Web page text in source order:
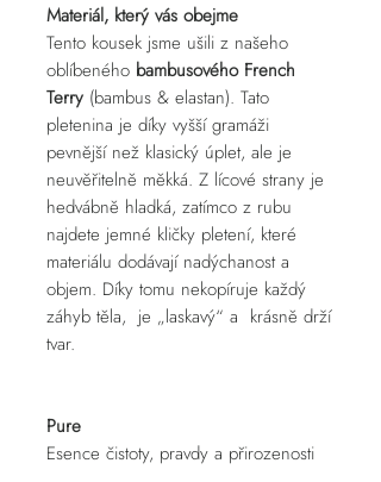
Materiál, který vás obejme
Tento kousek jsme ušili z našeho
oblíbeného bambusového French
Terry (bambus & elastan). Tato
pletenina je díky vyšší gramáži
pevnější než klasický úplet, ale je
neuvěřitelně měkká. Z lícové strany je
hedvábně hladká, zatímco z rubu
najdete jemné kličky pletení, které
materiálu dodávají nadýchanost a
objem. Díky tomu nekopíruje každý
záhyb těla, je „laskavý“ a krásně drží
tvar.
Pure
Esence čistoty, pravdy a přirozenosti